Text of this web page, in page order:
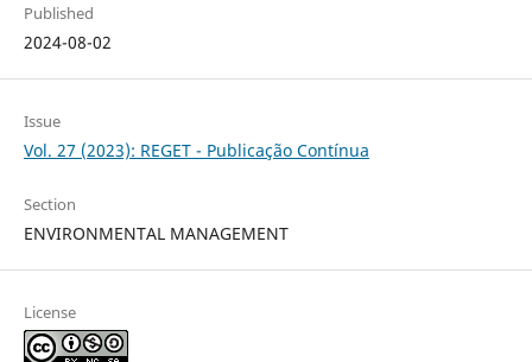
Published
2024-08-02
Issue
Vol. 27 (2023): REGET - Publicação Contínua
Section
ENVIRONMENTAL MANAGEMENT
License